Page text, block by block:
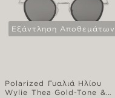
Εξάντληση Αποθεμάτων
Polarized Γυαλιά Ηλίου
Wylie Thea Gold-Tone &